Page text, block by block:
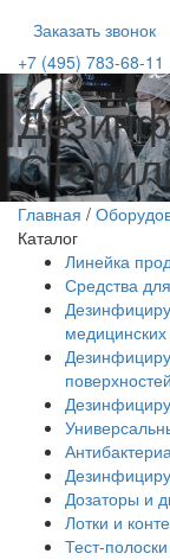
Заказать звонок
+7 (495) 783-68-11
Главная /
Каталог
Линейка
Средства
поверхностей
Дозаторы и
Лотки и
Тест-